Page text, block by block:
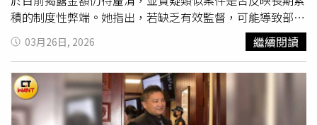
落後， 這就坐井觀天，講白了睜眼說瞎話。所有大陸進步
的他絕口不談，所有大陸人不好的他都講，就是意識形態。
積的制度性弊端。她指出，若缺乏有效監督，可能導致部分
人員產生錯誤觀念，進而衍生貪瀆問題。她進一步批評，國
營事業在過去具備穩定收益基礎，但近年營運表現與相關爭
議頻傳，外界難免質疑內部治理是否出現問題。她也呼籲相
關單位應強化調查與制度改革，釐清責任並提升透明度，以
重建社會信任。此外，針對徐漢能在電子監控下仍逃逸一
事，王淺秋認為，現行監管措施是否足夠，亦值得檢討。她
03月26日, 2026 繼續閱讀